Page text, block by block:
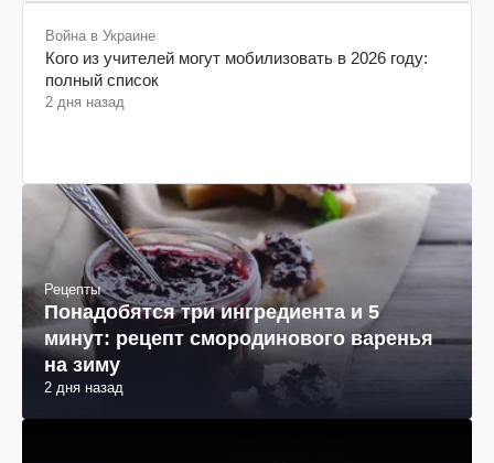
Война в Украине
Кого из учителей могут мобилизовать в 2026 году:
полный список
2 дня назад
Рецепты
Понадобятся три ингредиента и 5
минут: рецепт смородинового варенья
на зиму
2 дня назад